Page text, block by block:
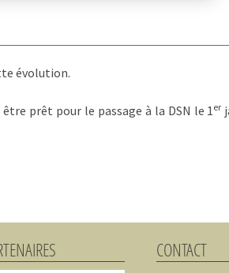
permet d'adapter et de gérer vos
évolution.
être prêt pour le passage à la DSN le 1er
CONTACT